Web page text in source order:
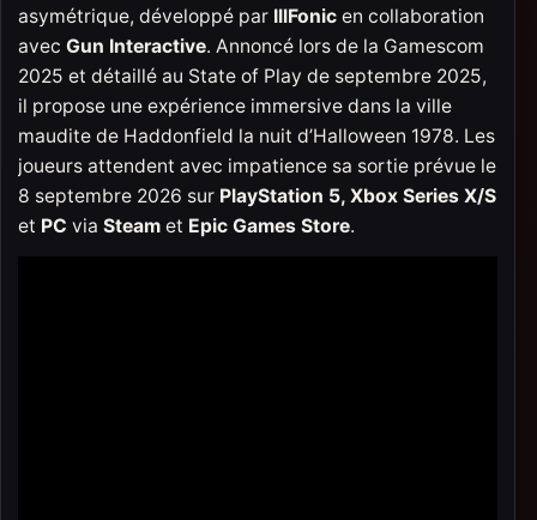
asymétrique, développé par IllFonic en collaboration
avec Gun Interactive. Annoncé lors de la Gamescom
2025 et détaillé au State of Play de septembre 2025,
il propose une expérience immersive dans la ville
maudite de Haddonfield la nuit d’Halloween 1978. Les
joueurs attendent avec impatience sa sortie prévue le
8 septembre 2026 sur PlayStation 5, Xbox Series X/S
et PC via Steam et Epic Games Store.